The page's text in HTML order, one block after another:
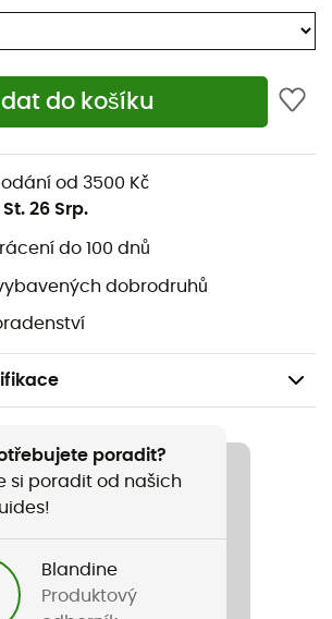
do košíku
od 3500 Kč
St. 26 Srp.
do 100 dnů
dobrodruhů
12oz - Kid Sport Cap
poradit?
si poradit od našich
Blandine
Produktový